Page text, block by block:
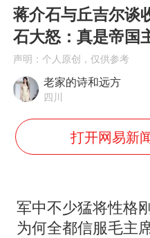
上海
以军
王艺
蒋介石与丘吉尔谈
石大怒：真是帝国
声明：个人原创，仅供参考
老家的诗和远方
四川
打开网易新
军中不少猛将性格
为何全都信服毛主